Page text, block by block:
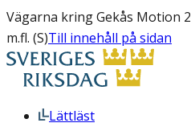
Vägarna kring Gekås Motion
m.fl. (S)Till innehåll på sidan
Lättläst